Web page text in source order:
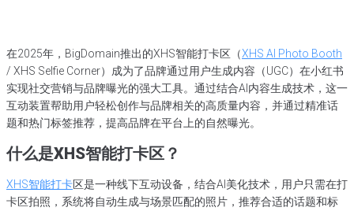
在2025年，BigDomain推出的XHS智能打卡区（XHS AI Photo Booth
/ XHS Selfie Corner）成为了品牌通过用户生成内容（UGC）在小红书
实现社交营销与品牌曝光的强大工具。通过结合AI内容生成技术，这一
互动装置帮助用户轻松创作与品牌相关的高质量内容，并通过精准话
题和热门标签推荐，提高品牌在平台上的自然曝光。
什么是XHS智能打卡区？
XHS智能打卡区是一种线下互动设备，结合AI美化技术，用户只需在打
卡区拍照，系统将自动生成与场景匹配的照片，推荐合适的话题和标